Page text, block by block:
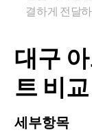
결하게 전달
대구
트 비교
세부항목